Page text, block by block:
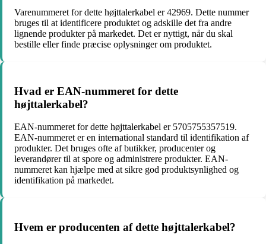
Varenummeret for dette højttalerkabel er 42969. Dette nummer
bruges til at identificere produktet og adskille det fra andre
lignende produkter på markedet. Det er nyttigt, når du skal
bestille eller finde præcise oplysninger om produktet.
Hvad er EAN-nummeret for dette
højttalerkabel?
EAN-nummeret for dette højttalerkabel er 5705755357519.
EAN-nummeret er en international standard til identifikation af
produkter. Det bruges ofte af butikker, producenter og
leverandører til at spore og administrere produkter. EAN-
nummeret kan hjælpe med at sikre god produktsynlighed og
identifikation på markedet.
Hvem er producenten af dette højttalerkabel?